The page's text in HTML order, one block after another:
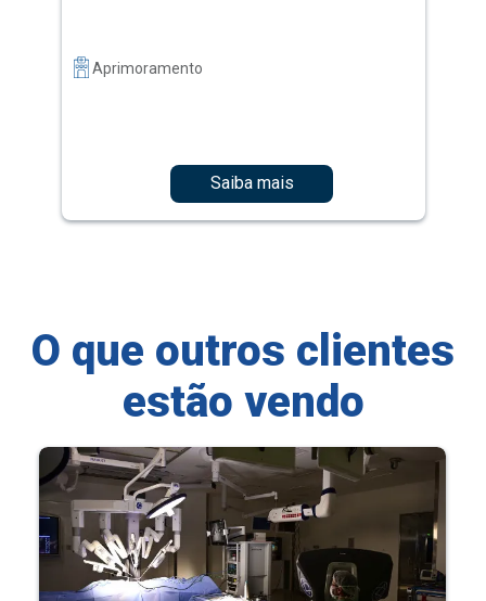
Aprimoramento
Saiba mais
O que outros clientes
estão vendo